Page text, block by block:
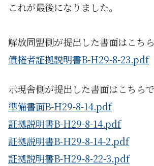
これが最後になりました。
解放同盟側が提出した書面はこちら
債権者証拠説明書B-H29-8-23.pdf
示現舎側が提出した書面はこちらで
準備書面B-H29-8-14.pdf
証拠説明書B-H29-8-14.pdf
証拠説明書B-H29-8-14-2.pdf
証拠説明書B-H29-8-22-3.pdf